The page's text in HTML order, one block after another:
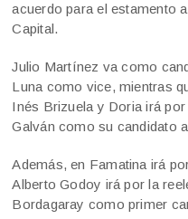
acuerdo para el estamento
Capital.
Julio Martínez va como
Luna como vice, mientras
Inés Brizuela y Doria irá
Galván como su candidato
Además, en Famatina irá
Alberto Godoy irá por la
Bordagaray como primer